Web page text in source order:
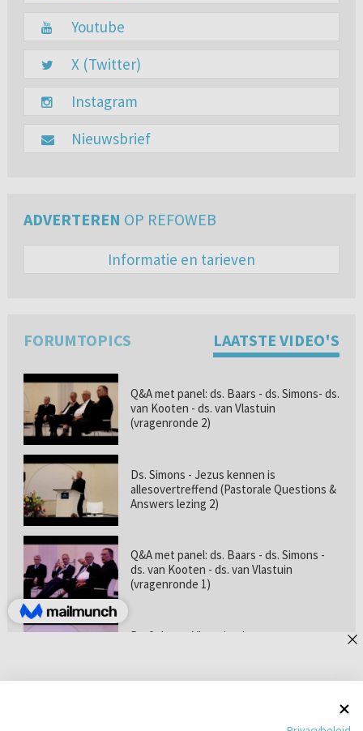
Youtube
X (Twitter)
Instagram
Nieuwsbrief
ADVERTEREN OP REFOWEB
Informatie en tarieven
FORUMTOPICS LAATSTE VIDEO'S
Q&A met panel: ds. Baars - ds. Simons- ds.
van Kooten - ds. van Vlastuin
(vragenronde 2)
Ds. Simons - Jezus kennen is
allesovertreffend (Pastorale Questions &
Answers lezing 2)
Q&A met panel: ds. Baars - ds. Simons -
ds. van Kooten - ds. van Vlastuin
(vragenronde 1)
Prof. dr. van Vlastuin - Is